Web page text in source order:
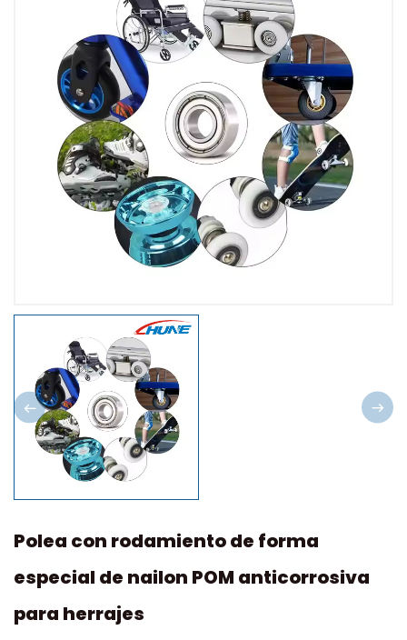
Polea con rodamiento de forma
especial de nailon POM anticorrosiva
para herrajes